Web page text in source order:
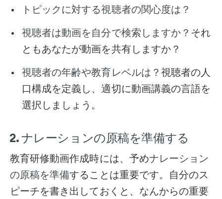
トピックに対する視聴者の関心度は？
視聴者は動画を自分で検索しますか？ それ
ともあなたが動画を共有しますか？
視聴者の年齢や教育レベルは？ 視聴者の人
口構成を定義し、適切に動画講義の言語を
選択しましょう。
2. ナレーションの原稿を準備する
教育研修動画作成時には、予めナレーション
の原稿を準備することは重要です。自分のス
ピーチを書き出しておくと、なんからの重要